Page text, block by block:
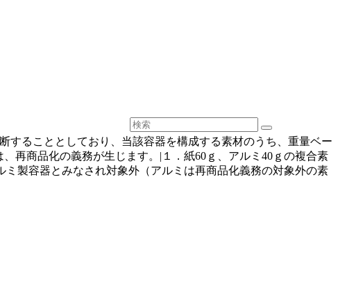
することとしており、当該容器を構成する素材のうち、重量ベー
再商品化の義務が生じます。|１．紙60ｇ、アルミ40ｇの複合素
製容器とみなされ対象外（アルミは再商品化義務の対象外の素